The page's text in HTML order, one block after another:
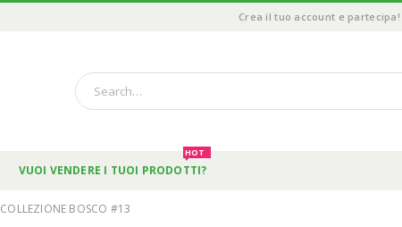
Crea il tuo account e partecipa!
VUOI VENDERE I TUOI PRODOTTI?
HOT
COLLEZIONE BOSCO #13